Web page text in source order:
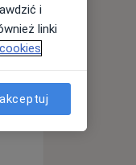
Wt,
11 Sie
i
linki